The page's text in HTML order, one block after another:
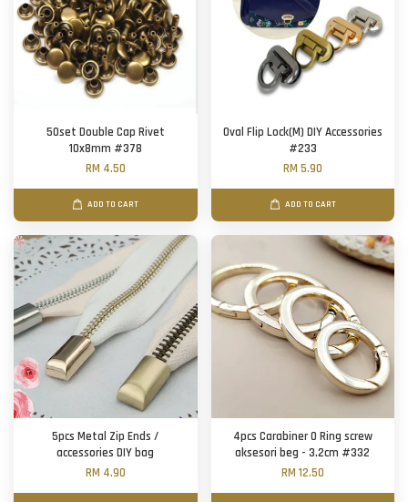
50set Double Cap Rivet
10x8mm #378
RM 4.50
ADD TO CART
Oval Flip Lock(M) DIY Accessories
#233
RM 5.90
ADD TO CART
5pcs Metal Zip Ends /
accessories DIY bag
RM 4.90
4pcs Carabiner O Ring screw
aksesori beg - 3.2cm #332
RM 12.50